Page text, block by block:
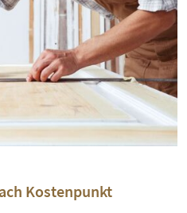
Kostenpunkt